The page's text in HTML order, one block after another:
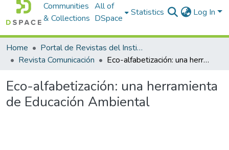
Communities
& Collections
All of
DSpace
Statistics Log In
Home
Portal de Revistas del Instituto Tecnológico de Costa Rica
Revista Comunicación
Eco-alfabetización: una herramienta de Educación Ambiental
Eco-alfabetización: una herramienta
de Educación Ambiental